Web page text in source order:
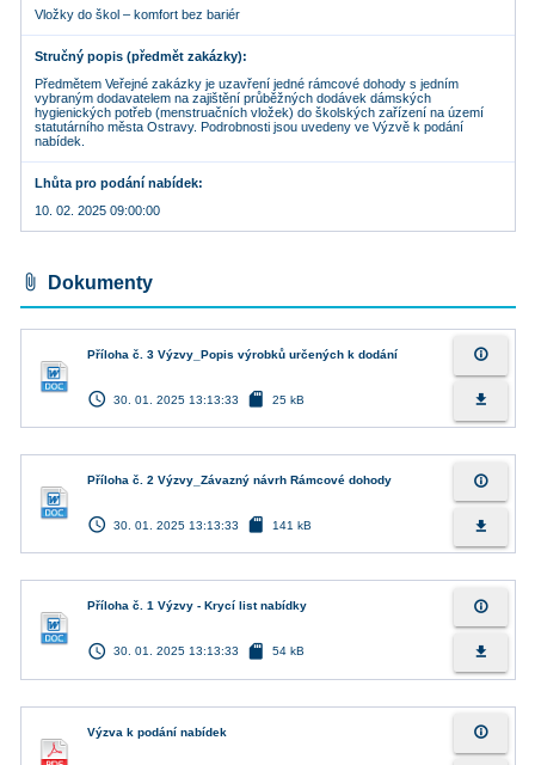
Vložky do škol – komfort bez bariér
Stručný popis (předmět zakázky)
Předmětem Veřejné zakázky je uzavření jedné rámcové dohody s jedním
vybraným dodavatelem na zajištění průběžných dodávek dámských
hygienických potřeb (menstruačních vložek) do školských zařízení na území
statutárního města Ostravy. Podrobnosti jsou uvedeny ve Výzvě k podání
nabídek.
Lhůta pro podání nabídek
10. 02. 2025 09:00:00
attach_file Dokumenty
Příloha č. 3 Výzvy_Popis výrobků určených k dodání
access_time 30. 01. 2025 13:13:33 sd_card 25 kB
info_outline
file_download
Příloha č. 2 Výzvy_Závazný návrh Rámcové dohody
access_time 30. 01. 2025 13:13:33 sd_card 141 kB
info_outline
file_download
Příloha č. 1 Výzvy - Krycí list nabídky
access_time 30. 01. 2025 13:13:33 sd_card 54 kB
info_outline
file_download
Výzva k podání nabídek info_outline